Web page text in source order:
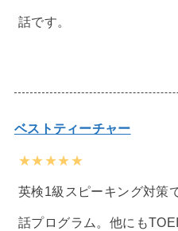
話です。
ベストティーチャー
★★★★★
英検1級スピーキング対策
話プログラム。他にも